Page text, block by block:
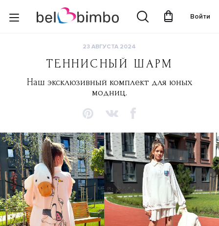
Войти
23 АВГУСТА 2024
ТЕННИСНЫЙ ШАРМ
Наш эксклюзивный комплект для юных
модниц.